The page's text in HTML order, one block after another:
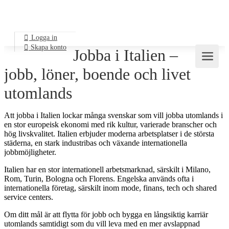
Logga in
Skapa konto
Jobba i Italien –
jobb, löner, boende och livet
utomlands
Att jobba i Italien lockar många svenskar som vill jobba utomlands i
en stor europeisk ekonomi med rik kultur, varierade branscher och
hög livskvalitet. Italien erbjuder moderna arbetsplatser i de största
städerna, en stark industribas och växande internationella
jobbmöjligheter.
Italien har en stor internationell arbetsmarknad, särskilt i Milano,
Rom, Turin, Bologna och Florens. Engelska används ofta i
internationella företag, särskilt inom mode, finans, tech och shared
service centers.
Om ditt mål är att flytta för jobb och bygga en långsiktig karriär
utomlands samtidigt som du vill leva med en mer avslappnad